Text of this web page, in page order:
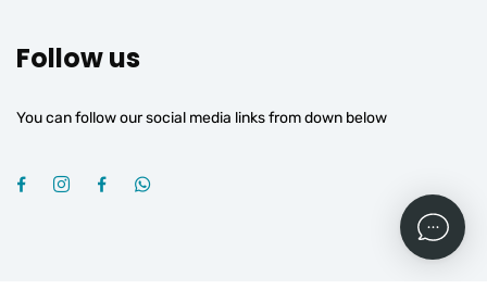
Follow us
You can follow our social media links from down below